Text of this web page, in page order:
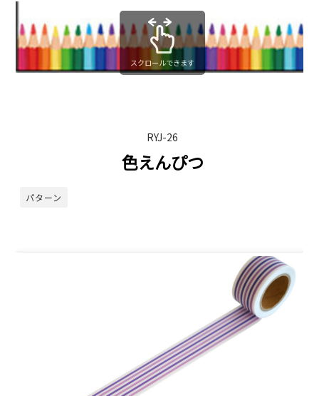
スクロールできます
RYJ-26
色えんぴつ
パターン